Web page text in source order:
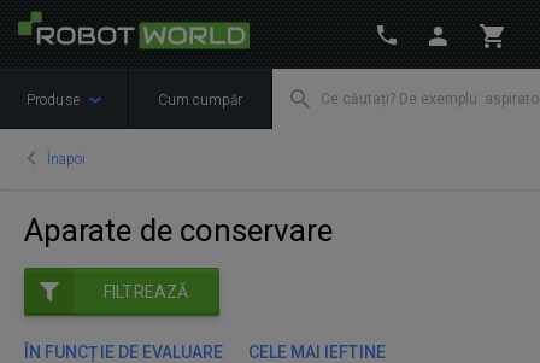
Produse Cum cumpăr
Înapoi
Aparate de conservare
FILTREAZĂ
ÎN FUNCȚIE DE EVALUARE CELE MAI IEFTINE